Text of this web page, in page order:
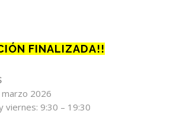
FINALIZADA!!
2026
viernes: 9:30 – 19:30